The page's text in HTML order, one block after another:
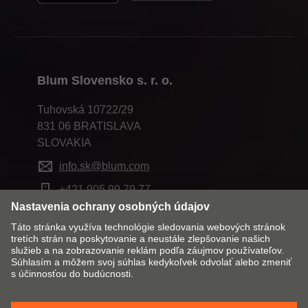
Blum Slovensko s. r. o.
Tuhovská 10722/29
831 06 BRATISLAVA
SLOVAKIA
info.sk@blum.com
+421 905 99 79 77
Zmeniť trh a jazyk